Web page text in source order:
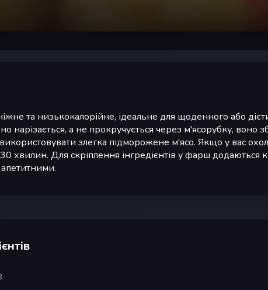
та низькокалорійне, ідеальне для щоденного або
нарізається, а не прокручується через м'ясорубку, воно
злегка підморожене м'ясо. Якщо у вас
хвилин. Для скріплення інгредієнтів у фарш додаються